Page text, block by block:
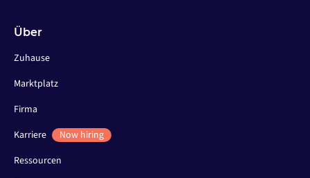
Über
Zuhause
Marktplatz
Firma
Karriere
Now hiring
Ressourcen